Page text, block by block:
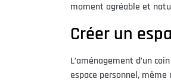
moment agréable et
Créer un
L’aménagement d’un
espace personnel,